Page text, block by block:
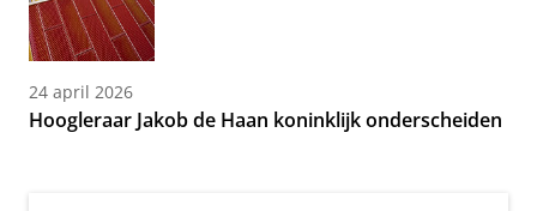
24 april 2026
Hoogleraar Jakob de Haan koninklijk onderscheiden